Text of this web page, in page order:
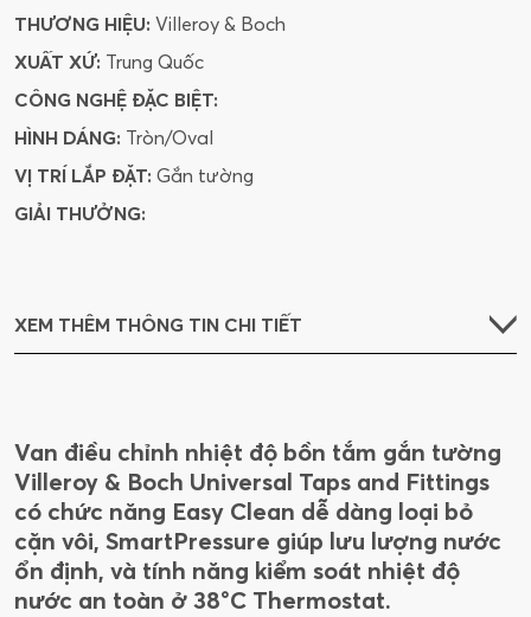
THƯƠNG HIỆU: Villeroy & Boch
XUẤT XỨ: Trung Quốc
CÔNG NGHỆ ĐẶC BIỆT:
HÌNH DÁNG: Tròn/Oval
VỊ TRÍ LẮP ĐẶT: Gắn tường
GIẢI THƯỞNG:
XEM THÊM THÔNG TIN CHI TIẾT
Van điều chỉnh nhiệt độ bồn tắm gắn tường
Villeroy & Boch Universal Taps and Fittings
có chức năng Easy Clean dễ dàng loại bỏ
cặn vôi, SmartPressure giúp lưu lượng nước
ổn định, và tính năng kiểm soát nhiệt độ
nước an toàn ở 38°C Thermostat.